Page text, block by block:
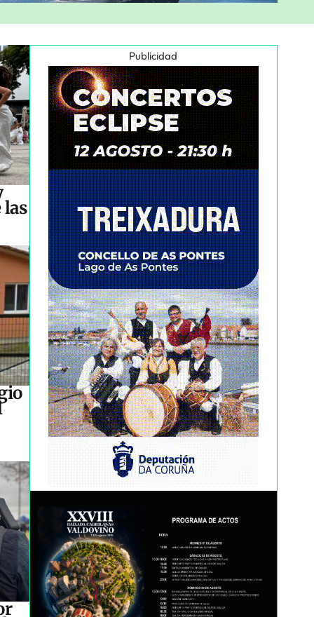
las
Publicidad